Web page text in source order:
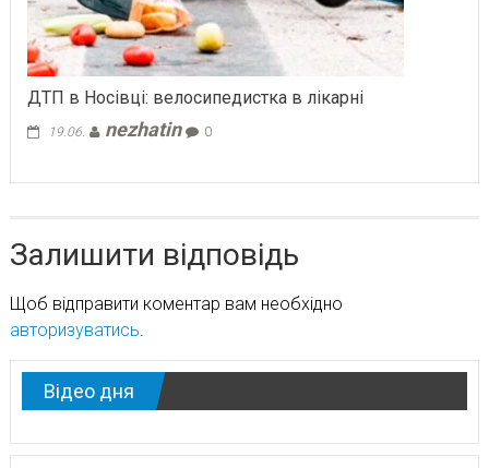
ДТП в Носівці: велосипедистка в лікарні
19.06. nezhatin 0
Залишити відповідь
Щоб відправити коментар вам необхідно
авторизуватись.
Відео дня